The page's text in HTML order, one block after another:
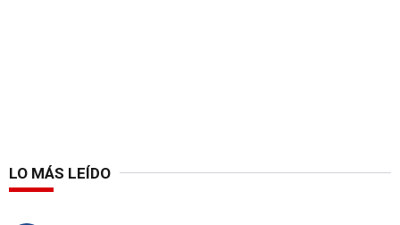
LO MÁS LEÍDO